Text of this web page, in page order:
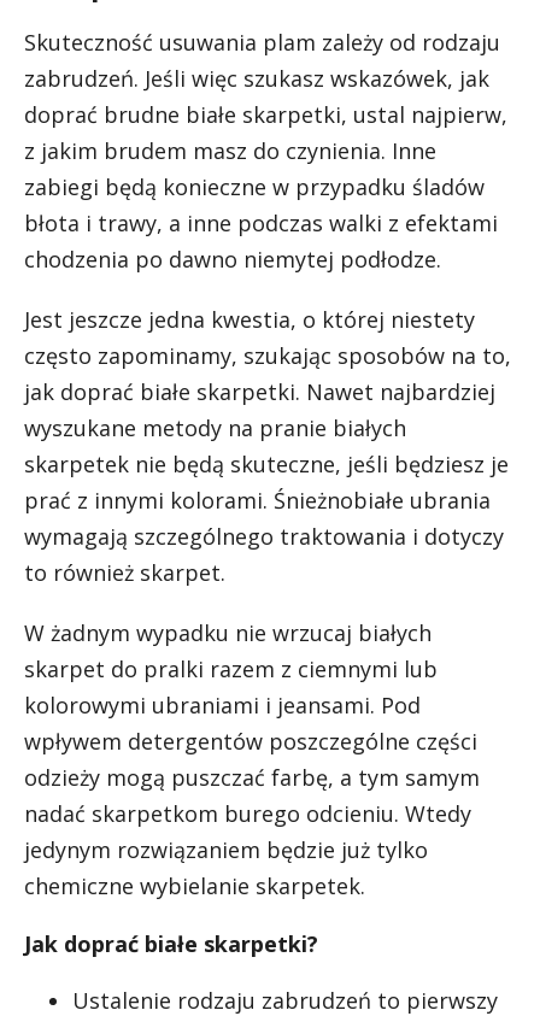
Skuteczność usuwania plam zależy od rodzaju
zabrudzeń. Jeśli więc szukasz wskazówek, jak
doprać brudne białe skarpetki, ustal najpierw,
z jakim brudem masz do czynienia. Inne
zabiegi będą konieczne w przypadku śladów
błota i trawy, a inne podczas walki z efektami
chodzenia po dawno niemytej podłodze.
Jest jeszcze jedna kwestia, o której niestety
często zapominamy, szukając sposobów na to,
jak doprać białe skarpetki. Nawet najbardziej
wyszukane metody na pranie białych
skarpetek nie będą skuteczne, jeśli będziesz je
prać z innymi kolorami. Śnieżnobiałe ubrania
wymagają szczególnego traktowania i dotyczy
to również skarpet.
W żadnym wypadku nie wrzucaj białych
skarpet do pralki razem z ciemnymi lub
kolorowymi ubraniami i jeansami. Pod
wpływem detergentów poszczególne części
odzieży mogą puszczać farbę, a tym samym
nadać skarpetkom burego odcieniu. Wtedy
jedynym rozwiązaniem będzie już tylko
chemiczne wybielanie skarpetek.
Jak doprać białe skarpetki?
Ustalenie rodzaju zabrudzeń to pierwszy